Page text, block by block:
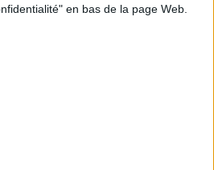
en bas de la page Web.